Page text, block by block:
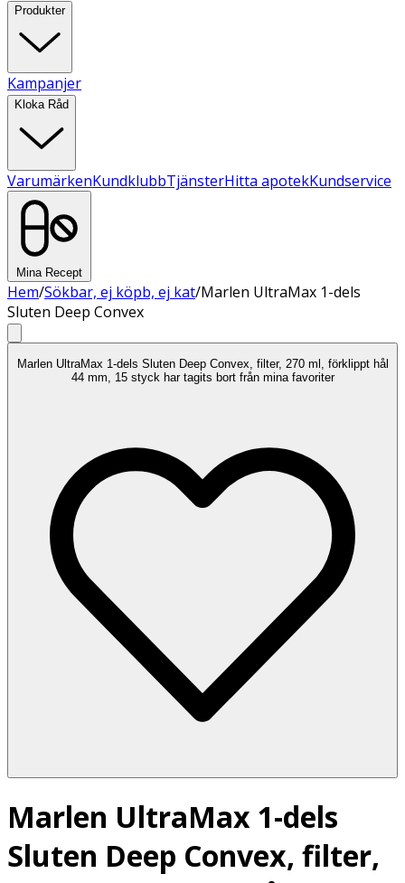
Produkter
Kampanjer
Kloka Råd
VarumärkenKundklubbTjänsterHitta apotekKundservice
Mina Recept
Hem/Sökbar, ej köpb, ej kat/Marlen UltraMax 1-dels
Sluten Deep Convex
Marlen UltraMax 1-dels Sluten Deep Convex, filter, 270 ml, förklippt hål
44 mm, 15 styck har tagits bort från mina favoriter
Marlen UltraMax 1-dels
Sluten Deep Convex, filter,